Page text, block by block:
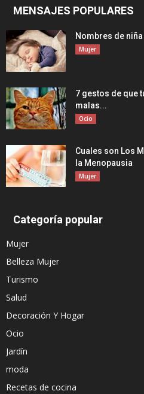
MENSAJES POPULARES
Nombres de
Mujer
7 gestos de que
malas...
Ocio
Cuales son Los
la Menopausia
Mujer
Categoría popular
Mujer
Belleza Mujer
Turismo
Salud
Decoración Y Hogar
Ocio
Jardín
moda
Recetas de cocina